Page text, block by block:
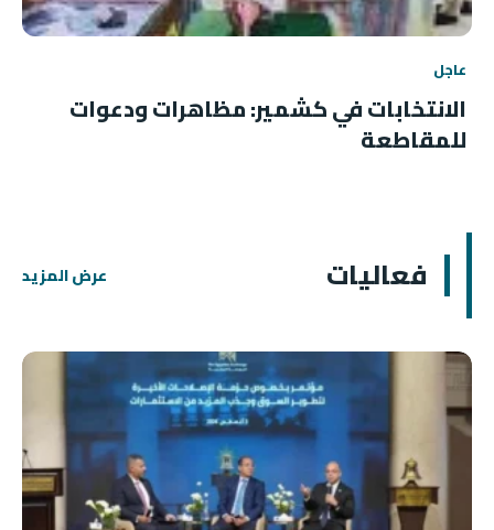
عاجل
الانتخابات في كشمير: مظاهرات ودعوات
للمقاطعة
فعاليات عرض المزيد